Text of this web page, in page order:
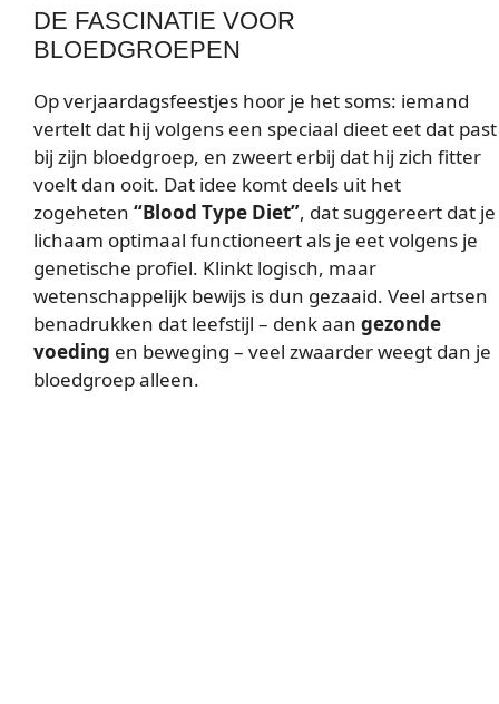
DE FASCINATIE VOOR
BLOEDGROEPEN
Op verjaardagsfeestjes hoor je het soms: iemand
vertelt dat hij volgens een speciaal dieet eet dat past
bij zijn bloedgroep, en zweert erbij dat hij zich fitter
voelt dan ooit. Dat idee komt deels uit het
zogeheten “Blood Type Diet”, dat suggereert dat je
lichaam optimaal functioneert als je eet volgens je
genetische profiel. Klinkt logisch, maar
wetenschappelijk bewijs is dun gezaaid. Veel artsen
benadrukken dat leefstijl – denk aan gezonde
voeding en beweging – veel zwaarder weegt dan je
bloedgroep alleen.